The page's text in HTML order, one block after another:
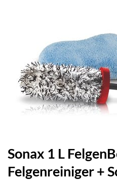
Sonax 1 L
Felgenreiniger +